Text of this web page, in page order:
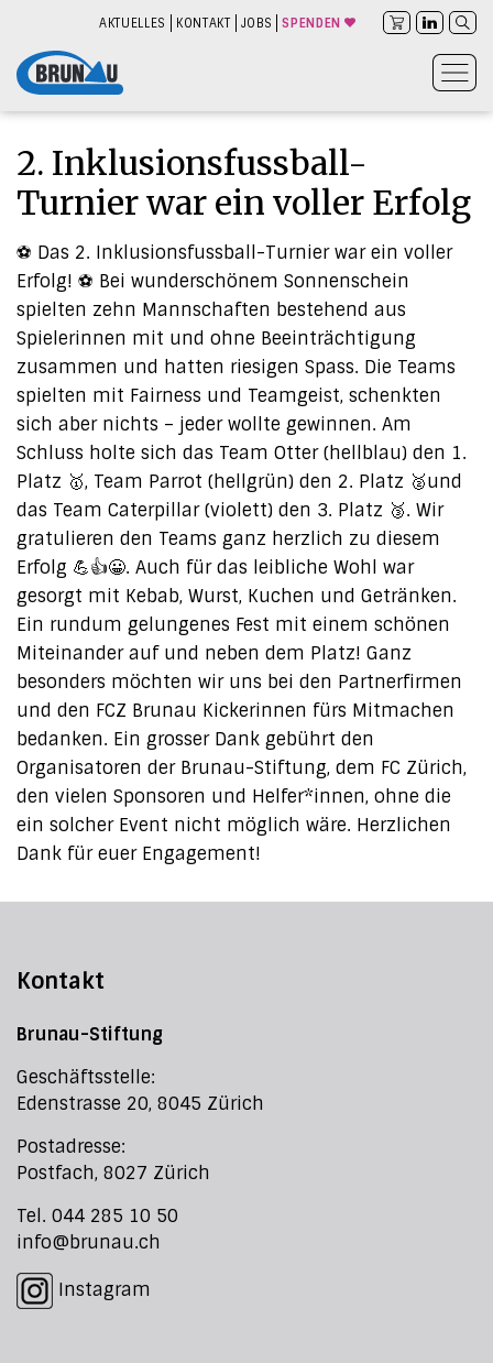
AKTUELLES KONTAKT JOBS SPENDEN
2. Inklusionsfussball-
Turnier war ein voller Erfolg
⚽ Das 2. Inklusionsfussball-Turnier war ein voller
Erfolg! ⚽ Bei wunderschönem Sonnenschein
spielten zehn Mannschaften bestehend aus
Spielerinnen mit und ohne Beeinträchtigung
zusammen und hatten riesigen Spass. Die Teams
spielten mit Fairness und Teamgeist, schenkten
sich aber nichts – jeder wollte gewinnen. Am
Schluss holte sich das Team Otter (hellblau) den 1.
Platz 🥇, Team Parrot (hellgrün) den 2. Platz 🥈und
das Team Caterpillar (violett) den 3. Platz 🥉. Wir
gratulieren den Teams ganz herzlich zu diesem
Erfolg 💪👍😀. Auch für das leibliche Wohl war
gesorgt mit Kebab, Wurst, Kuchen und Getränken.
Ein rundum gelungenes Fest mit einem schönen
Miteinander auf und neben dem Platz! Ganz
besonders möchten wir uns bei den Partnerfirmen
und den FCZ Brunau Kickerinnen fürs Mitmachen
bedanken. Ein grosser Dank gebührt den
Organisatoren der Brunau-Stiftung, dem FC Zürich,
den vielen Sponsoren und Helfer*innen, ohne die
ein solcher Event nicht möglich wäre. Herzlichen
Dank für euer Engagement!
Kontakt
Brunau-Stiftung
Geschäftsstelle:
Edenstrasse 20, 8045 Zürich
Postadresse:
Postfach, 8027 Zürich
Tel. 044 285 10 50
info@brunau.ch
Instagram